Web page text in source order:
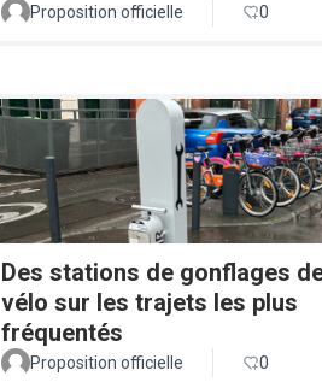
Proposition officielle 0
Des stations de gonflages
vélo sur les trajets les plus
fréquentés
Proposition officielle 0